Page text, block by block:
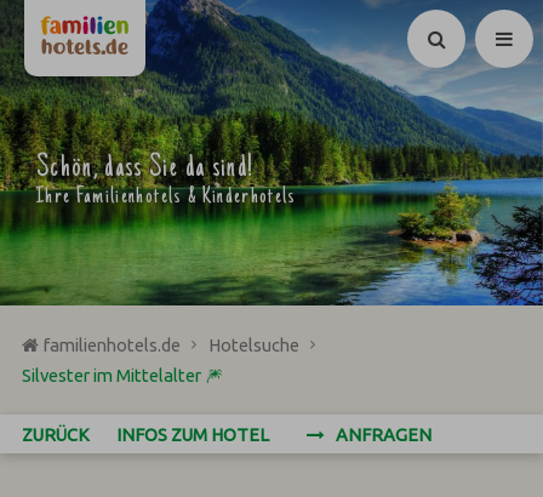
Suchen
Schön, dass Sie da sind!
Ihre Familienhotels & Kinderhotels
familienhotels.de
Hotelsuche
Silvester im Mittelalter 🎆
ZURÜCK INFOS ZUM HOTEL ANFRAGEN